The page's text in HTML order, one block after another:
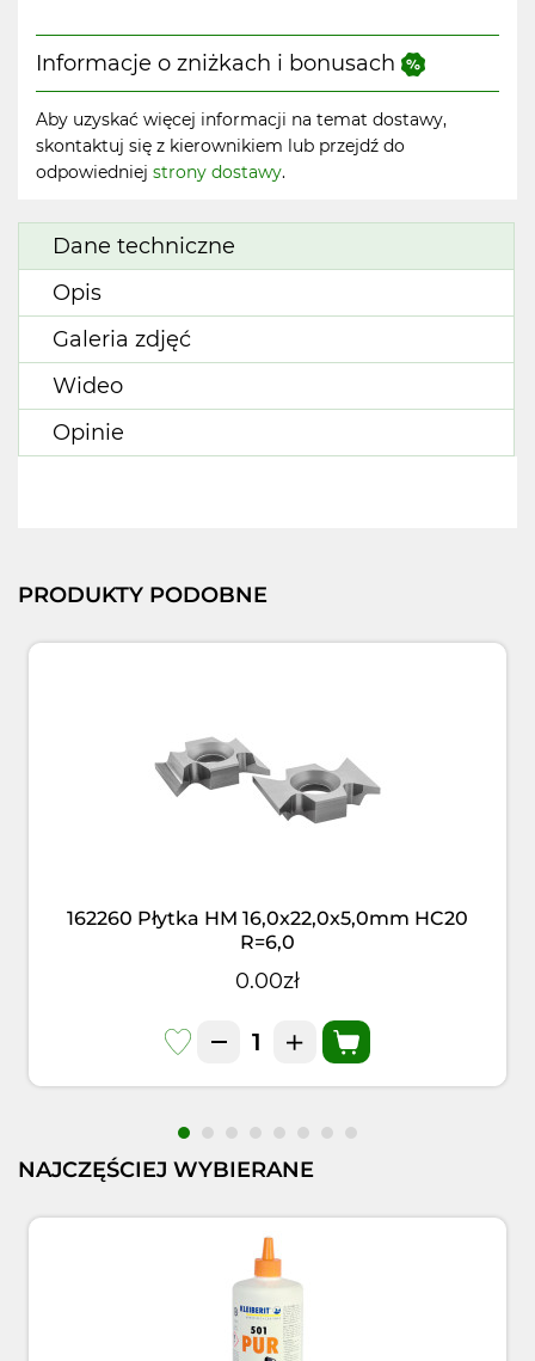
Informacje o zniżkach i bonusach
Aby uzyskać więcej informacji na temat dostawy,
skontaktuj się z kierownikiem lub przejdź do
odpowiedniej strony dostawy.
Dane techniczne
Opis
Galeria zdjęć
Wideo
Opinie
PRODUKTY PODOBNE
162260 Płytka HM 16,0x22,0x5,0mm HC20
R=6,0
0.00zł
NAJCZĘŚCIEJ WYBIERANE